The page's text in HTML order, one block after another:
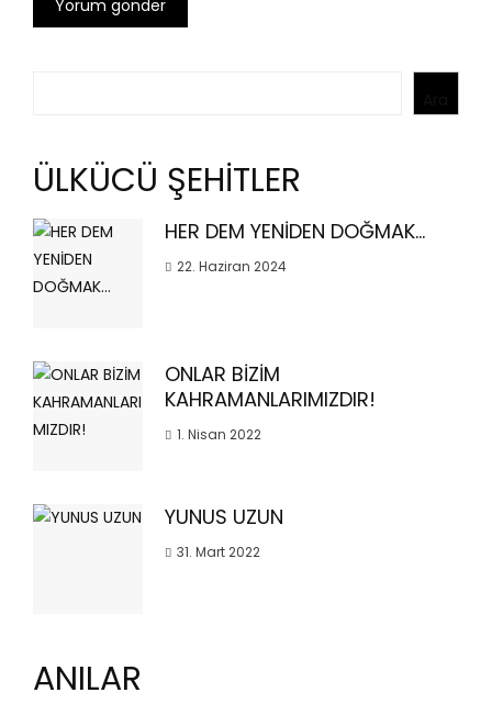
ÜLKÜCÜ ŞEHİTLER
HER DEM YENİDEN DOĞMAK…
22. Haziran 2024
ONLAR BİZİM
KAHRAMANLARIMIZDIR!
1. Nisan 2022
YUNUS UZUN
31. Mart 2022
ANILAR